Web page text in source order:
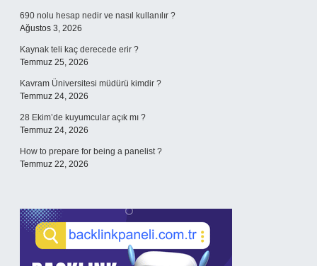
690 nolu hesap nedir ve nasıl kullanılır ?
Ağustos 3, 2026
Kaynak teli kaç derecede erir ?
Temmuz 25, 2026
Kavram Üniversitesi müdürü kimdir ?
Temmuz 24, 2026
28 Ekim’de kuyumcular açık mı ?
Temmuz 24, 2026
How to prepare for being a panelist ?
Temmuz 22, 2026